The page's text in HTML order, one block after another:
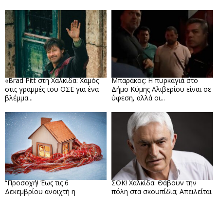
«Brad Pitt στη Χαλκίδα: Χαμός
στις γραμμές του ΟΣΕ για ένα
βλέμμα...
Μπαράκος: Η πυρκαγιά στο
Δήμο Κύμης Αλιβερίου είναι σε
ύφεση, αλλά οι...
“Προσοχή! Έως τις 6
Δεκεμβρίου ανοιχτή η
ΣΟΚ! Χαλκίδα: Θάβουν την
πόλη στα σκουπίδια; Απειλείται